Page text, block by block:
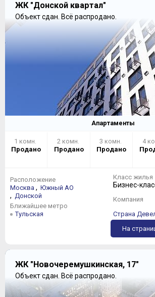
ЖК "Донской квартал"
Объект сдан. Всё распродано.
Апартаменты
1 комн.
Продано
2 комн.
Продано
3 комн.
Продано
4
Расположение
Москва , Южный АО
, Донской
Ближайшее метро
Тульская
Класс жилья
Бизнес-
Компания
Страна
На
ЖК "Новочеремушкинская, 17"
Объект сдан. Всё распродано.